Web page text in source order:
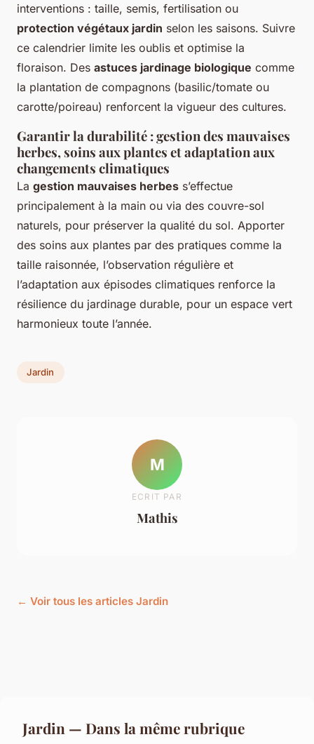
interventions : taille, semis, fertilisation ou
protection végétaux jardin selon les saisons. Suivre
ce calendrier limite les oublis et optimise la
floraison. Des astuces jardinage biologique comme
la plantation de compagnons (basilic/tomate ou
carotte/poireau) renforcent la vigueur des cultures.
Garantir la durabilité : gestion des mauvaises
herbes, soins aux plantes et adaptation aux
changements climatiques
La gestion mauvaises herbes s’effectue
principalement à la main ou via des couvre-sol
naturels, pour préserver la qualité du sol. Apporter
des soins aux plantes par des pratiques comme la
taille raisonnée, l’observation régulière et
l’adaptation aux épisodes climatiques renforce la
résilience du jardinage durable, pour un espace vert
harmonieux toute l’année.
Jardin
M
ECRIT PAR
Mathis
← Voir tous les articles Jardin
Jardin — Dans la même rubrique